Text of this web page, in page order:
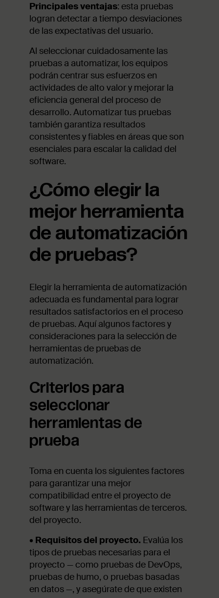
Principales ventajas: esta pruebas
logran detectar a tiempo desviaciones
de las expectativas del usuario.
Al seleccionar cuidadosamente las
pruebas a automatizar, los equipos
podrán centrar sus esfuerzos en
actividades de alto valor y mejorar la
eficiencia general del proceso de
desarrollo. Automatizar tus pruebas
también garantiza resultados
consistentes y fiables en áreas que son
esenciales para escalar la calidad del
software.
¿Cómo elegir la
mejor herramienta
de automatización
de pruebas?
Elegir la herramienta de automatización
adecuada es fundamental para lograr
resultados satisfactorios en el proceso
de pruebas. Aquí algunos factores y
consideraciones para la selección de
herramientas de pruebas de
automatización.
Criterios para
seleccionar
herramientas de
prueba
Toma en cuenta los siguientes factores
para garantizar una mejor
compatibilidad entre el proyecto de
software y las herramientas de terceros.
del proyecto.
• Requisitos del proyecto. Evalúa los
tipos de pruebas necesarias para el
proyecto — como pruebas de DevOps,
pruebas de humo, o pruebas basadas
en datos —, y asegúrate de que existen